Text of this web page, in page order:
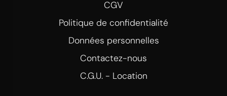
CGV
Politique de confidentialité
Données personnelles
Contactez-nous
C.G.U. - Location